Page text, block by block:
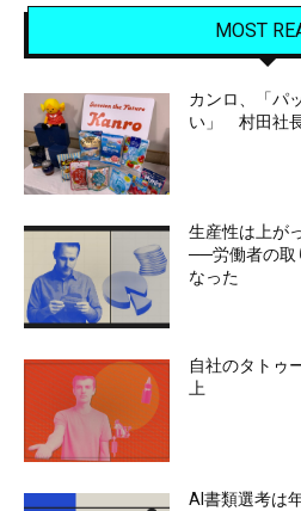
MOST
カンロ、「パ
い」 村田社
生産性は上が
──労働者の取
なった
自社のタトゥ
上
AI書類選考は